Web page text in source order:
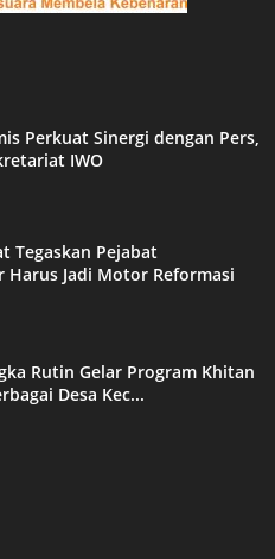
Perkuat Sinergi dengan Pers,
IWO
Tegaskan Pejabat
Jadi Motor Reformasi
Rutin Gelar Program Khitan
Desa Kec...